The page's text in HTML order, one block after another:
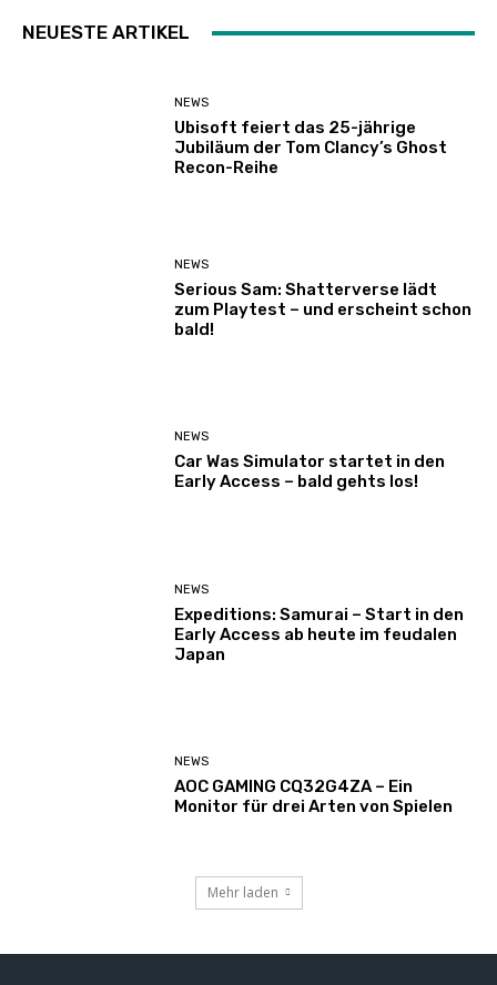
NEUESTE ARTIKEL
NEWS
Ubisoft feiert das 25-jährige
Jubiläum der Tom Clancy’s Ghost
Recon-Reihe
NEWS
Serious Sam: Shatterverse lädt
zum Playtest – und erscheint schon
bald!
NEWS
Car Was Simulator startet in den
Early Access – bald gehts los!
NEWS
Expeditions: Samurai – Start in den
Early Access ab heute im feudalen
Japan
NEWS
AOC GAMING CQ32G4ZA – Ein
Monitor für drei Arten von Spielen
Mehr laden